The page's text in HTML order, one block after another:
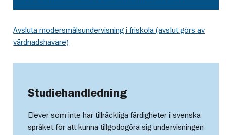
Avsluta modersmålsundervisning i friskola (avslut görs av
vårdnadshavare)
Studiehandledning
Elever som inte har tillräckliga färdigheter i svenska
språket för att kunna tillgodogöra sig undervisningen